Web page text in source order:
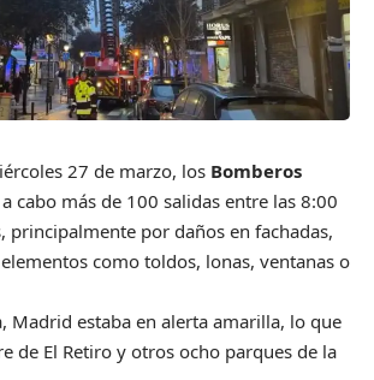
27 de marzo, los Bomberos
cabo más de 100 salidas entre las 8:00
principalmente por daños en fachadas,
como toldos, lonas, ventanas o
Madrid estaba en alerta amarilla, lo que
de El Retiro y otros ocho parques de la